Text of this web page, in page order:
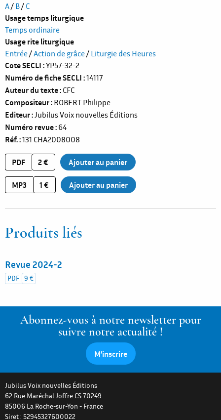
A/ B/ C
Usage temps liturgique
Temps ordinaire
Usage rite liturgique
Entrée/Action de grâce/ Liturgie des Heures
Cote SECLI YP57-32-2
Numéro de fiche SECLI 14117
Auteur du texte CFC
Compositeur ROBERT Philippe
Editeur Jubilus Voix nouvelles Éditions
Numéro revue 64
Réf. 131 CHA2008008
PDF 2 €
MP3 1 €
Produits liés
Revue 2024-2
PDF 9 €
Abonnez-vous à notre newsletter pour
suivre notre actualité !
M’inscrire
Jubilus Voix nouvelles Éditions
62 Rue Maréchal Joffre CS 70249
85006 La Roche-sur-Yon - France
Siret : 52945327600022